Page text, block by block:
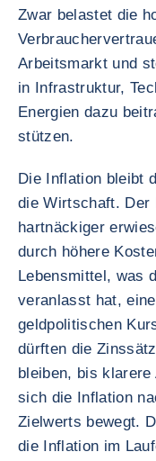
Zwar belastet die
Arbeitsmarkt und
in Infrastruktur,
Energien dazu
stützen.
Die Inflation bleibt
die Wirtschaft. Der
hartnäckiger
durch höhere
Lebensmittel, was
veranlasst hat,
geldpolitischen
dürften die
bleiben, bis
sich die Inflation
Zielwerts bewegt.
die Inflation im